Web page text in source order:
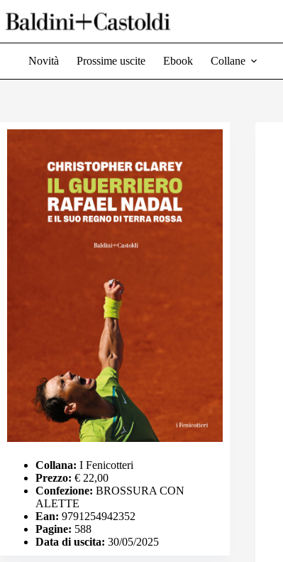
al
contenuto
Novità Prossime uscite Ebook Collane
Collana: I Fenicotteri
Prezzo: € 22,00
Confezione: BROSSURA CON
ALETTE
Ean: 9791254942352
Pagine: 588
Data di uscita: 30/05/2025